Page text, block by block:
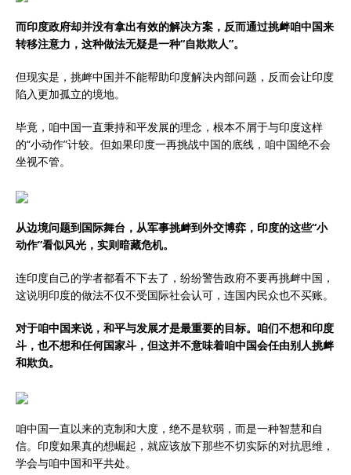
而印度政府却并没有拿出有效的解决方案，反而通过挑衅咱中国来
转移注意力，这种做法无疑是一种“自欺欺人”。
但现实是，挑衅中国并不能帮助印度解决内部问题，反而会让印度
陷入更加孤立的境地。
毕竟，咱中国一直秉持和平发展的理念，根本不屑于与印度这样
的“小动作”计较。但如果印度一再挑战中国的底线，咱中国绝不会
坐视不管。
从边境问题到国际舞台，从军事挑衅到外交博弈，印度的这些“小
动作”看似风光，实则暗藏危机。
连印度自己的学者都看不下去了，纷纷警告政府不要再挑衅中国，
这说明印度的做法不仅不受国际社会认可，连国内民众也不买账。
对于咱中国来说，和平与发展才是最重要的目标。咱们不想和印度
斗，也不想和任何国家斗，但这并不意味着咱中国会任由别人挑衅
和欺负。
咱中国一直以来的克制和大度，绝不是软弱，而是一种智慧和自
信。印度如果真的想崛起，就应该放下那些不切实际的对抗思维，
学会与咱中国和平共处。